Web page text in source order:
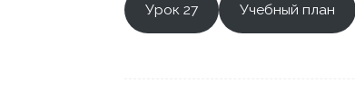
Урок 27 Учебный план